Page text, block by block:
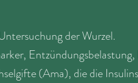
der Wurzel.
(Ama), die die